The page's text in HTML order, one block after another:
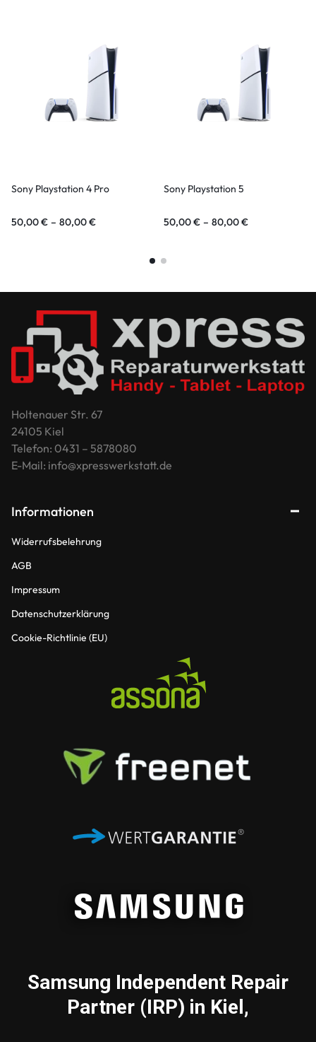
Sony Playstation 4 Pro
50,00€ – 80,00€
Sony Playstation 5
50,00€ – 80,00€
Holtenauer Str. 67
24105 Kiel
Telefon: 0431 – 5878080
E-Mail: info@xpresswerkstatt.de
Informationen
Widerrufsbelehrung
AGB
Impressum
Datenschutzerklärung
Cookie-Richtlinie (EU)
Samsung Independent Repair
Partner (IRP) in Kiel,